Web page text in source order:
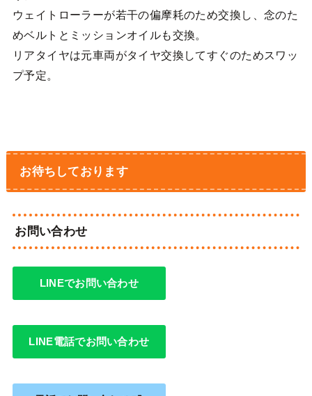
ウェイトローラーが若干の偏摩耗のため交換し、念のた
めベルトとミッションオイルも交換。
リアタイヤは元車両がタイヤ交換してすぐのためスワッ
プ予定。
お待ちしております
お問い合わせ
LINEでお問い合わせ
LINE電話でお問い合わせ